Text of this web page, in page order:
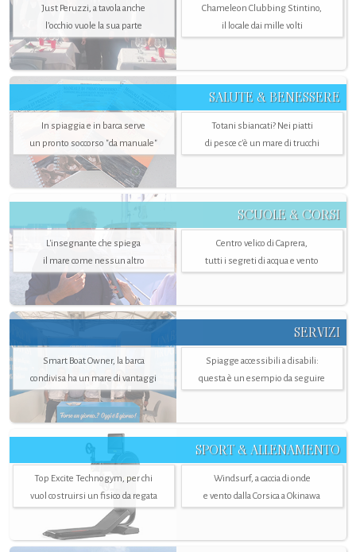
Just Peruzzi, a tavola anche
l’occhio vuole la sua parte
Chameleon Clubbing Stintino,
il locale dai mille volti
SALUTE & BENESSERE
In spiaggia e in barca serve
un pronto soccorso "da manuale"
Totani sbiancati? Nei piatti
di pesce c'è un mare di trucchi
SCUOLE & CORSI
L'insegnante che spiega
il mare come nessun altro
Centro velico di Caprera,
tutti i segreti di acqua e vento
SERVIZI
Smart Boat Owner, la barca
condivisa ha un mare di vantaggi
Spiagge accessibili a disabili:
questa è un esempio da seguire
SPORT & ALLENAMENTO
Top Excite Technogym, per chi
vuol costruirsi un fisico da regata
Windsurf, a caccia di onde
e vento dalla Corsica a Okinawa